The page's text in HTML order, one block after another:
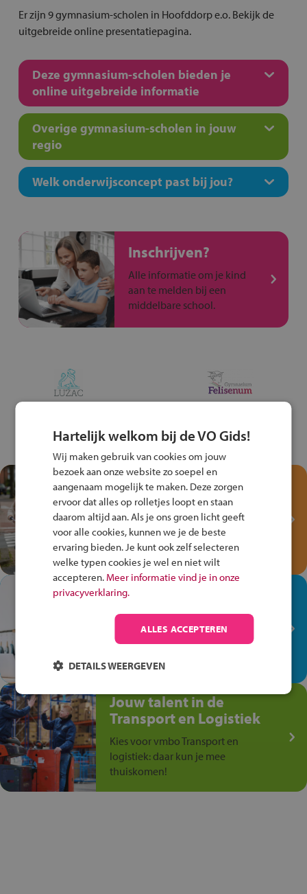
Er zijn 9 gymnasium-scholen in Hoofddorp e.o. Bekijk de
uitgebreide online presentatiepagina.
Deze gymnasium-scholen bieden je
online uitgebreide informatie
Overige gymnasium-scholen in jouw
regio
Welk onderwijsconcept past bij jou?
Inschrijven?
Alle informatie om je kind
aan te melden bij een
middelbare school.
Test je kennis met het
Fiets Veilig
Verkeersspel!
Speel het Fiets Veilig Verkeersspel
en win een Cortina-fiets!
In de winkel ben je op je
plek!
Ontdek via het vmbo jouw talent
op de winkelvloer, waar elke dag
anders is!
Jouw talent in de
Transport en Logistiek
Kies voor vmbo Transport en
logistiek: daar kun je mee
thuiskomen!
Hartelijk welkom bij de VO Gids!
Wij maken gebruik van cookies om jouw
bezoek aan onze website zo soepel en
aangenaam mogelijk te maken. Deze zorgen
ervoor dat alles op rolletjes loopt en staan
daarom altijd aan. Als je ons groen licht geeft
voor alle cookies, kunnen we je de beste
ervaring bieden. Je kunt ook zelf selecteren
welke typen cookies je wel en niet wilt
accepteren. Meer informatie vind je in onze
privacyverklaring.
ALLES ACCEPTEREN
DETAILS WEERGEVEN